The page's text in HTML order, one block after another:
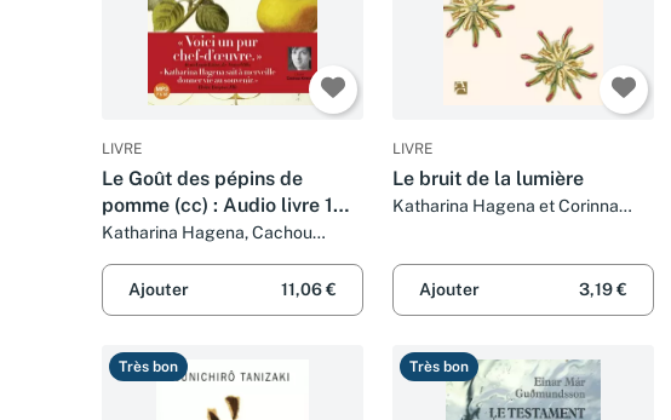
LIVRE
Le Goût des pépins de
pomme (cc) : Audio livre 1
CD MP3 - 616 Mo
Katharina Hagena, Cachou
Ajouter
11,06 €
LIVRE
Le bruit de la lumière
Katharina Hagena et Corinna
Ajouter 3,19 €
Très bon Très bon